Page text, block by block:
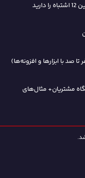
با ابزارها و افزونه‌ها)
مشتریان+ مثال‌های